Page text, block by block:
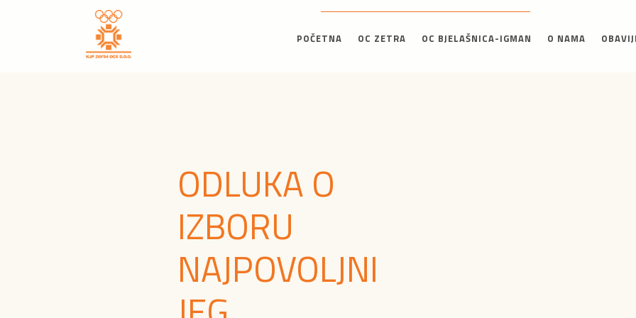
POČETNA OC ZETRA OC BJELAŠNICA-IGMAN O NAMA
ODLUKA O
IZBORU
NAJPOVOLJNI